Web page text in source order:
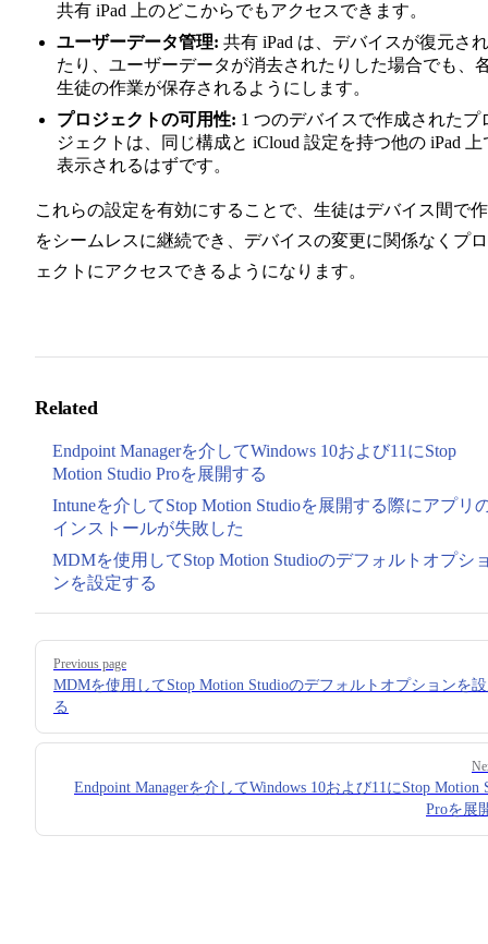
共有 iPad 上のどこからでもアクセスできます。
ユーザーデータ管理: 共有 iPad は、デバイスが復元され
たり、ユーザーデータが消去されたりした場合でも、
生徒の作業が保存されるようにします。
プロジェクトの可用性: 1 つのデバイスで作成されたプ
ジェクトは、同じ構成と iCloud 設定を持つ他の iPad 上
表示されるはずです。
これらの設定を有効にすることで、生徒はデバイス間で
をシームレスに継続でき、デバイスの変更に関係なくプ
ェクトにアクセスできるようになります。
Related
Endpoint Managerを介してWindows 10および11にStop
Motion Studio Proを展開する
Intuneを介してStop Motion Studioを展開する際にアプリ
インストールが失敗した
MDMを使用してStop Motion Studioのデフォルトオプシ
ンを設定する
Pager
Previous page
MDMを使用してStop Motion Studioのデフォルトオプションを
る
Endpoint Managerを介してWindows 10および11にStop Motion
Proを展